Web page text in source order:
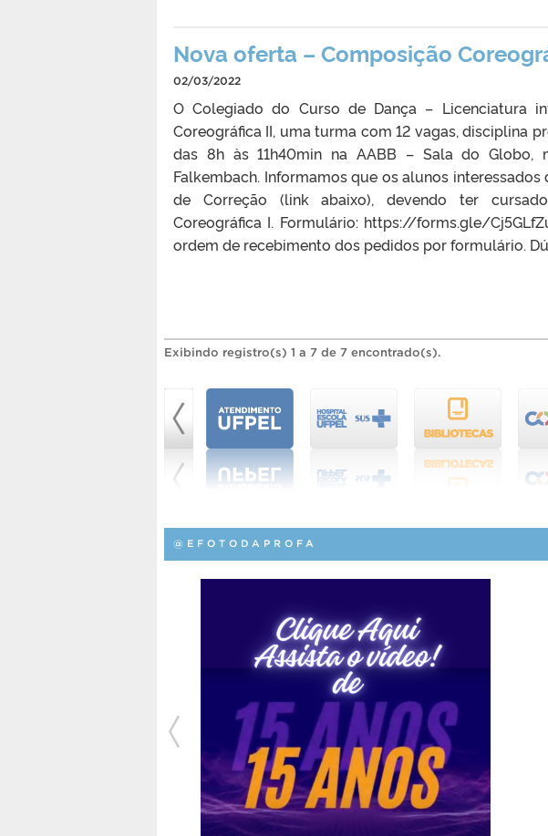
Nova oferta – Composição
02/03/2022
O Colegiado do Curso de Dança – Licenciatura
Coreográfica II, uma turma com 12 vagas, disciplina
das 8h às 11h40min na AABB – Sala do Globo,
Falkembach. Informamos que os alunos
de Correção (link abaixo), devendo ter
Coreográfica I. Formulário: https://forms.gle/
ordem de recebimento dos pedidos por formulário.
Exibindo registro(s) 1 a 7 de 7 encontrado(s).
@EFOTODAPROFA